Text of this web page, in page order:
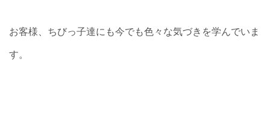
お客様、ちびっ子達にも今でも色々な気づきを学んでいま
す。